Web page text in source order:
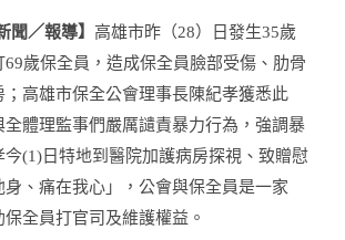
聞／報導】 高雄市昨（28）日發生35歲
69歲保全員，造成保全員臉部受傷、肋骨
；高雄市保全公會理事長陳紀孝獲悉此
全體理監事們嚴厲讉責暴力行為，強調暴
今(1)日特地到醫院加護病房探視、致贈慰
身、痛在我心」，公會與保全員是一家
全員打官司及維護權益。